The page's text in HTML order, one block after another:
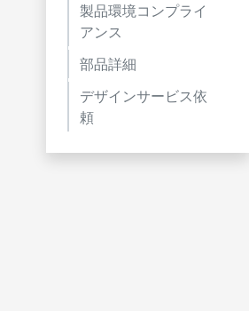
製品環境コンプライ
アンス
部品詳細
デザインサービス依
頼